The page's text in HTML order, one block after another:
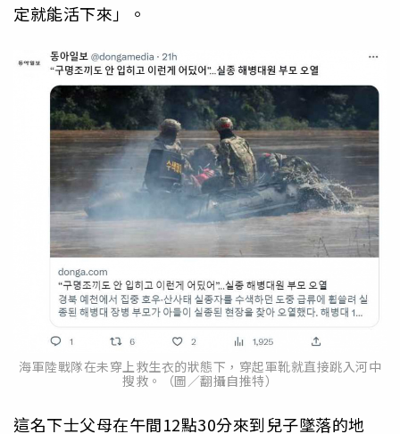
定就能活下來」。
海軍陸戰隊在未穿上救生衣的狀態下，穿起軍靴就直接跳入河中
搜救。（圖／翻攝自推特）
這名下士父母在午間12點30分來到兒子墜落的地